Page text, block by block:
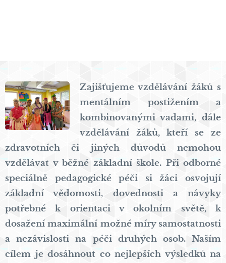
Zajišťujeme vzdělávání žáků s
mentálním postižením a
kombinovanými vadami, dále
vzdělávání žáků, kteří se ze
zdravotních či jiných důvodů nemohou
vzdělávat v běžné základní škole. Při odborné
speciálně pedagogické péči si žáci osvojují
základní vědomosti, dovednosti a návyky
potřebné k orientaci v okolním světě, k
dosažení maximální možné míry samostatnosti
a nezávislosti na péči druhých osob. Naším
cílem je dosáhnout co nejlepších výsledků na